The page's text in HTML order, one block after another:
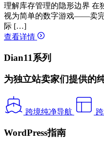
理解库存管理的隐形边界 在
视为简单的数字游戏——卖
际 […]
查看详情
Dian11系列
为独立站卖家们提供的
跨境纯净导航
WordPress指南